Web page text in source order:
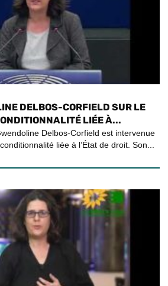
DELBOS-CORFIELD SUR LE
LIÉE À...
Delbos-Corfield est intervenue
liée à l’État de droit. Son...